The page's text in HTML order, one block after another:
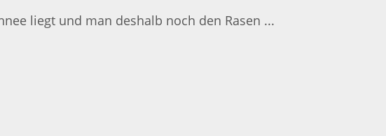
liegt und man deshalb noch den Rasen ...